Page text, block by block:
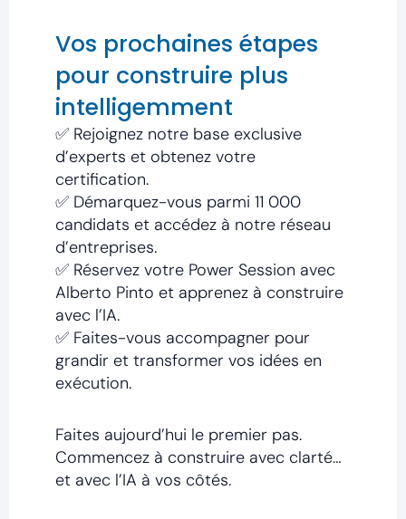
Vos prochaines étapes
pour construire plus
intelligemment
✅ Rejoignez notre base exclusive
d’experts et obtenez votre
certification.
✅ Démarquez-vous parmi 11 000
candidats et accédez à notre réseau
d’entreprises.
✅ Réservez votre Power Session avec
Alberto Pinto et apprenez à construire
avec l’IA.
✅ Faites-vous accompagner pour
grandir et transformer vos idées en
exécution.
Faites aujourd’hui le premier pas.
Commencez à construire avec clarté…
et avec l’IA à vos côtés.